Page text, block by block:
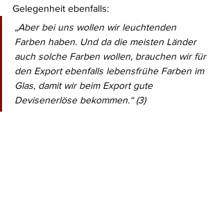
Gelegenheit ebenfalls:
„Aber bei uns wollen wir leuchtenden
Farben haben. Und da die meisten Länder
auch solche Farben wollen, brauchen wir für
den Export ebenfalls lebensfrühe Farben im
Glas, damit wir beim Export gute
Devisenerlöse bekommen.“ (3)